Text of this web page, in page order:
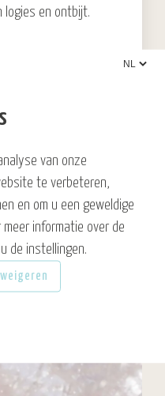
logies en ontbijt.
betaalt u het een
wordt geen
van
van onze
te verbeteren,
en om u een geweldige
informatie over de
de instellingen.